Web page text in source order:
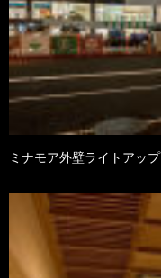
ミナモア外壁ライトアップ